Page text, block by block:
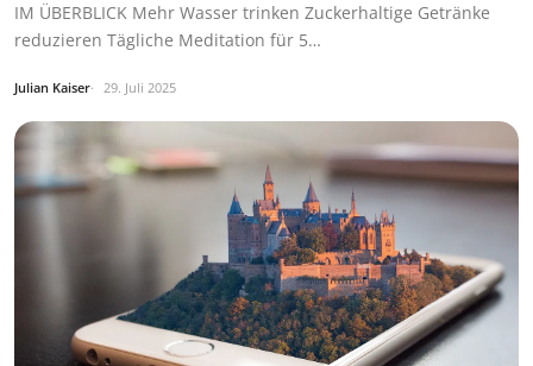
IM ÜBERBLICK Mehr Wasser trinken Zuckerhaltige Getränke
reduzieren Tägliche Meditation für 5…
Julian Kaiser 29. Juli 2025